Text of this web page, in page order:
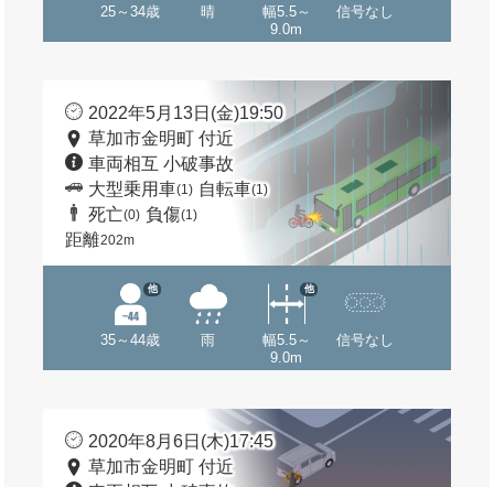
25～34歳 晴
幅5.5～
9.0m
信号なし
2022年5月13日(金)19:50
草加市金明町 付近
車両相互 小破事故
大型乗用車(1) 自転車(1)
死亡(0) 負傷(1)
距離202m
35～44歳
他
雨
幅5.5～
9.0m
他
信号なし
2020年8月6日(木)17:45
草加市金明町 付近